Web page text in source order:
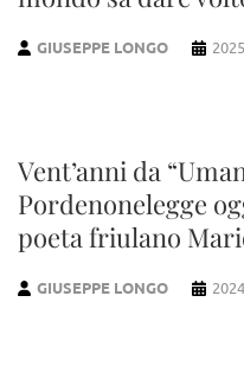
GIUSEPPE LONGO
Vent’anni da
Pordenonelegge
poeta friulano
GIUSEPPE LONGO